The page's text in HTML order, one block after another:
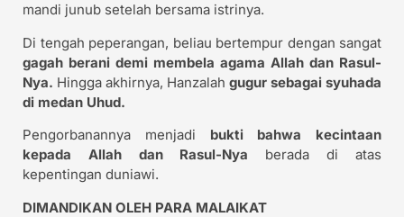
mandi junub setelah bersama istrinya.
Di tengah peperangan, beliau bertempur dengan sangat
gagah berani demi membela agama Allah dan Rasul-
Nya. Hingga akhirnya, Hanzalah gugur sebagai syuhada
di medan Uhud.
Pengorbanannya menjadi bukti bahwa kecintaan
kepada Allah dan Rasul-Nya berada di atas
kepentingan duniawi.
DIMANDIKAN OLEH PARA MALAIKAT